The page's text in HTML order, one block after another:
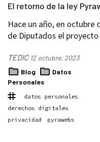
El retorno de la ley
Hace un año, en octubre
de Diputados el
TEDIC 12 octubre, 2023
Blog
Datos
Personales
datos personales
derechos digitales
privacidad
pyrawebs